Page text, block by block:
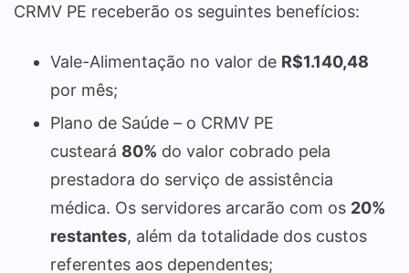
CRMV PE receberão os seguintes benefícios:
Vale-Alimentação no valor de R$1.140,48
por mês;
Plano de Saúde – o CRMV PE
custeará 80% do valor cobrado pela
prestadora do serviço de assistência
médica. Os servidores arcarão com os 20%
restantes, além da totalidade dos custos
referentes aos dependentes;